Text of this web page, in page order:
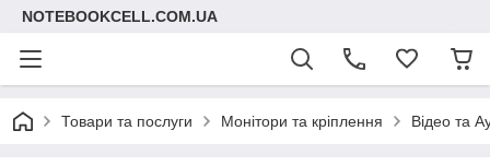
NOTEBOOKCELL.COM.UA
Товари та послуги Монітори та кріплення Відео та